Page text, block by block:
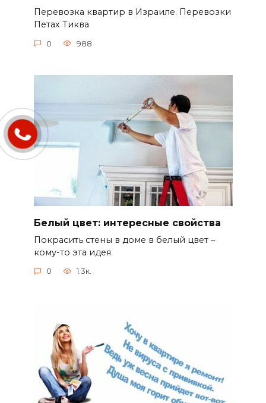
Перевозка квартир в Израиле. Перевозки
Петах Тиква
0 988
Белый цвет: интересные свойства
Покрасить стены в доме в белый цвет –
кому-то эта идея
0 1.3к.